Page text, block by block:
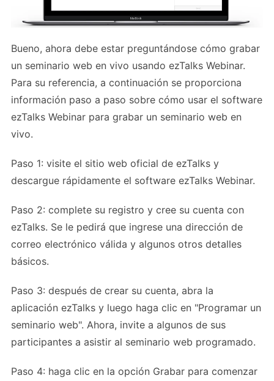
Bueno, ahora debe estar preguntándose cómo grabar
un seminario web en vivo usando ezTalks Webinar.
Para su referencia, a continuación se proporciona
información paso a paso sobre cómo usar el software
ezTalks Webinar para grabar un seminario web en
vivo.
Paso 1: visite el sitio web oficial de ezTalks y
descargue rápidamente el software ezTalks Webinar.
Paso 2: complete su registro y cree su cuenta con
ezTalks. Se le pedirá que ingrese una dirección de
correo electrónico válida y algunos otros detalles
básicos.
Paso 3: después de crear su cuenta, abra la
aplicación ezTalks y luego haga clic en "Programar un
seminario web". Ahora, invite a algunos de sus
participantes a asistir al seminario web programado.
Paso 4: haga clic en la opción Grabar para comenzar